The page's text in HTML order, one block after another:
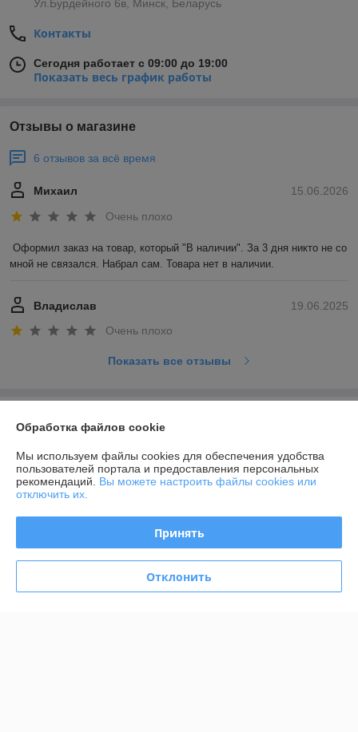
Ул.Бурдейного 6в, Минск, Беларусь
Контакты
Сегодня работает с 09:00 до 19:00
Показать весь график работы
Отзывы о магазине
6 отзывов за всё время
15.06.2026
Михаил
Очень плохо
Оформил заказ на товар, который "В наличии". За 3 дня никто не со
мной не связался. Набрал сам. Товара нет в наличии.
19.06.2025
Владислав
Очень плохо
Показать все отзывы
Контакты
Доставка и оплата
Полная версия сайта
Обработка файлов cookie
Мы используем файлы cookies для обеспечения удобства
пользователей портала и предоставления персональных
рекомендаций. Вы можете настроить файлы cookies или
отключить их.
Принять
Отклонить